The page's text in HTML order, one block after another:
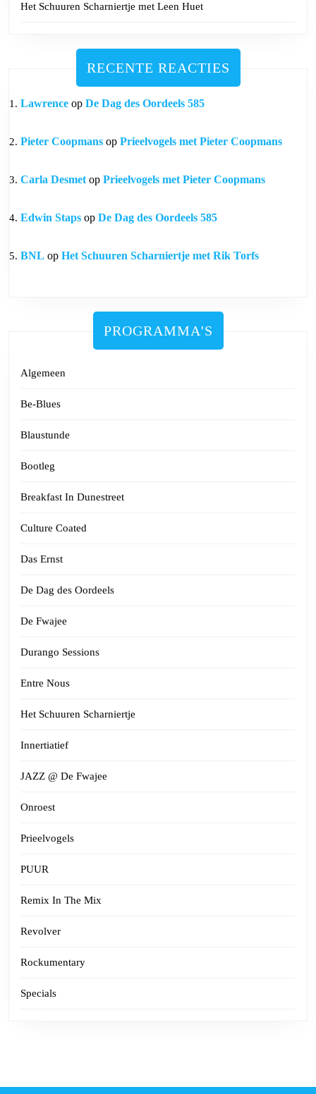
Het Schuuren Scharniertje met Leen Huet
RECENTE REACTIES
Lawrence op De Dag des Oordeels 585
Pieter Coopmans op Prieelvogels met Pieter Coopmans
Carla Desmetop Prieelvogels met Pieter Coopmans
Edwin Staps op De Dag des Oordeels 585
BNL op Het Schuuren Scharniertje met Rik Torfs
PROGRAMMA'S
Algemeen
Be-Blues
Blaustunde
Bootleg
Breakfast In Dunestreet
Culture Coated
Das Ernst
De Dag des Oordeels
De Fwajee
Durango Sessions
Entre Nous
Het Schuuren Scharniertje
Innertiatief
JAZZ @ De Fwajee
Onroest
Prieelvogels
PUUR
Remix In The Mix
Revolver
Rockumentary
Specials